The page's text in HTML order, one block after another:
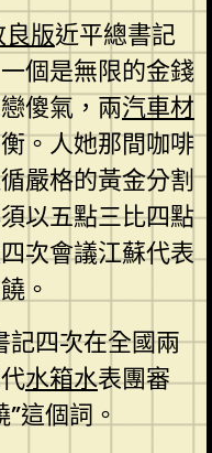
版近平總書記
個是無限的金錢
傻氣，兩汽車材
。人她那間咖啡
嚴格的黃金分割
以五點三比四點
次會議江蘇代表
。
四次在全國兩
水箱水表團審
”這個詞。